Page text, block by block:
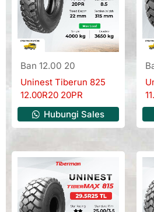
Ban 12.00 20
Uninest Tiberun 825
12.00R20 20PR
Hubungi Sales